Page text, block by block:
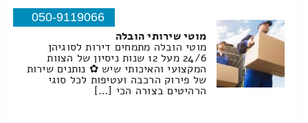
050-9119066
מוטי שירותי הובלה
מוטי הובלה מתמחים דירות לסוגיהן
24/6 מעל 12 שנות ניסיון של הצוות
המקצועי והאיכותי שיש ✿ נותנים שירות
של פירוק הרכבה ועטיפות לכל סוגי
הרהיטים בצורה הכי […]